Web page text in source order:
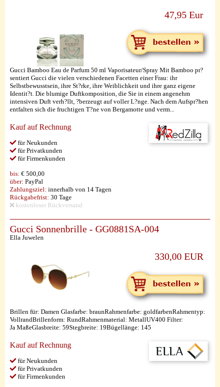
47,95 Eur
Gucci Bamboo Eau de Parfum 50 ml Vaporisateur/Spray Mit Bamboo pr?
sentiert Gucci die vielen verschiedenen Facetten einer Frau: ihr
Selbstbewusstsein, ihre St?rke, ihre Weiblichkeit und ihre ganz eigene
Identit?t. Die blumige Duftkomposition, die Sie in einem angenehm
intensiven Duft verh?llt, ?berzeugt auf voller L?nge. Nach dem Aufspr?hen
entfalten sich die fruchtigen T?ne von Bergamotte und verm...
Kauf auf Rechnung
für Neukunden
für Privatkunden
für Firmenkunden
bis: € 500,00
über: PayPal
Zahlungsziel: innerhalb von 14 Tagen
Rückgabefrist: 30 Tage
kostenloser Rückversand
Gucci Sonnenbrille - GG0881SA-004
Ella Juwelen
330,00 EUR
Brillen für: Damen Glasfarbe: braunRahmenfarbe: goldfarbenRahmentyp:
VollrandBrillenform: RundRahmenmaterial: MetallUV400 Filter:
Ja MaßeGlasbreite: 59Stegbreite: 19Bügellänge: 145
Kauf auf Rechnung
für Neukunden
für Privatkunden
für Firmenkunden